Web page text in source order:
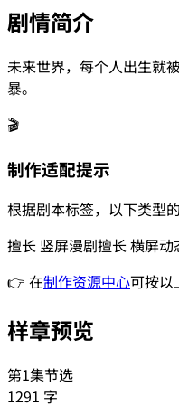
剧情简介
未来世界，每个人出生就
暴。
🎬
制作适配提示
根据剧本标签，以下类型
擅长 竖屏漫剧擅长横屏动
👉 在制作资源中心可按以
样章预览
第1集节选
1291 字